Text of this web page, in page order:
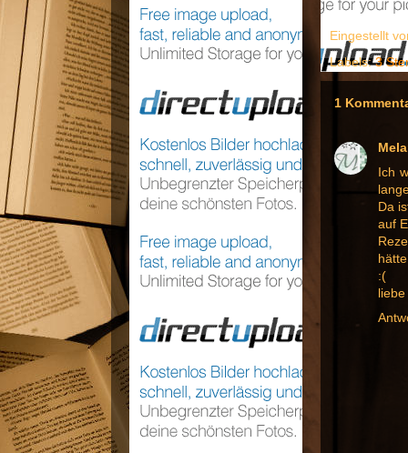
Eingestellt
Labels:3
1
Ich
Da
auf
:(